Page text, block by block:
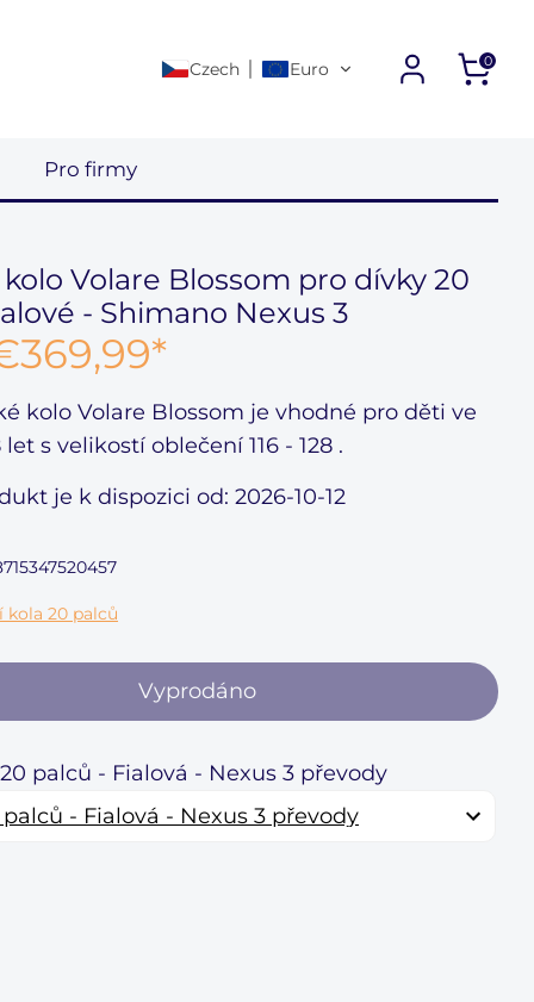
Czech Euro 0
Pro firmy
Volare Blossom pro dívky 20
- Shimano Nexus 3
*
kolo Volare Blossom je vhodné pro děti ve
let s velikostí oblečení116 - 128 .
je k dispozici od: 2026-10-12
kola 20 palců
Vyprodáno
palců - Fialová - Nexus 3 převody
- Fialová - Nexus 3 převody